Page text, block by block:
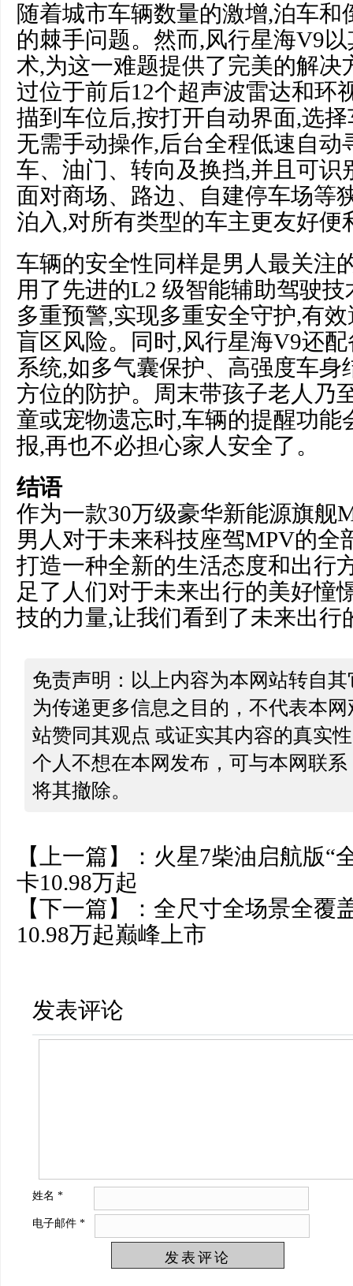
随着城市车辆数量的激增,泊车和
的棘手问题。然而,风行星海V9
术,为这一难题提供了完美的解决
过位于前后12个超声波雷达和环
描到车位后,按打开自动界面,选
无需手动操作,后台全程低速自动
车、油门、转向及换挡,并且可识
面对商场、路边、自建停车场等
泊入,对所有类型的车主更友好便
车辆的安全性同样是男人最关注
用了先进的L2 级智能辅助驾驶
多重预警,实现多重安全守护,有
盲区风险。同时,风行星海V9还
系统,如多气囊保护、高强度车身
方位的防护。周末带孩子老人乃
童或宠物遗忘时,车辆的提醒功能
报,再也不必担心家人安全了。
结语
作为一款30万级豪华新能源旗舰
男人对于未来科技座驾MPV的全
打造一种全新的生活态度和出行
足了人们对于未来出行的美好憧
技的力量,让我们看到了未来出行
免责声明：以上内容为本网站转自
为传递更多信息之目的，不代表本
站赞同其观点 或证实其内容的真实
个人不想在本网发布，可与本网联
将其撤除。
【上一篇】： 火星7柴油启航版“
卡10.98万起
【下一篇】： 全尺寸全场景全覆
10.98万起巅峰上市
发表评论
姓名 *
电子邮件 *